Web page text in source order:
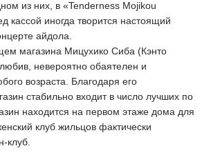
из них, в «Tenderness Mojikou
кассой иногда творится настоящий
айдола.
магазина Мицухико Сиба (Кэнто
невероятно обаятелен и
возраста. Благодаря его
стабильно входит в число лучших по
находится на первом этаже дома для
клуб жильцов фактически
клуб.